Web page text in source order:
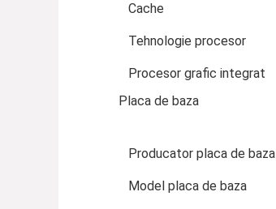
Cache
Tehnologie procesor
Procesor grafic integrat
Placa de baza
Producator placa de baza
Model placa de baza